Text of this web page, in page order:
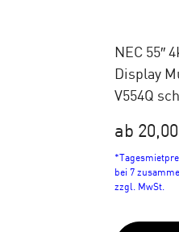
NEC 55″
Display
V554Q
ab
bei 7
zzgl. MwSt.